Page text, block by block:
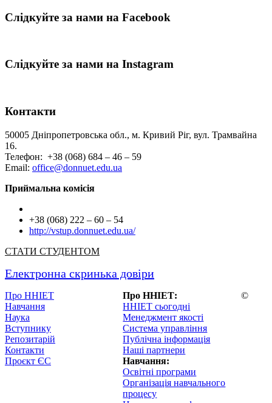
Слідкуйте за нами на Facebook
Слідкуйте за нами на Instagram
Контакти
50005 Дніпропетровська обл., м. Кривий Ріг, вул. Трамвайна
16.
Телефон: +38 (068) 684 – 46 – 59
Email: office@donnuet.edu.ua
Приймальна комісія
+38 (068) 222 – 60 – 54
http://vstup.donnuet.edu.ua/
СТАТИ СТУДЕНТОМ
Електронна скринька довіри
Про ННІЕТ
Навчання
Наука
Вступнику
Репозитарій
Контакти
Проєкт ЄС
Про ННІЕТ:
ННІЕТ сьогодні
Менеджмент якості
Система управління
Публічна інформація
Наші партнери
Навчання:
Освітні програми
Організація навчального
процесу
©